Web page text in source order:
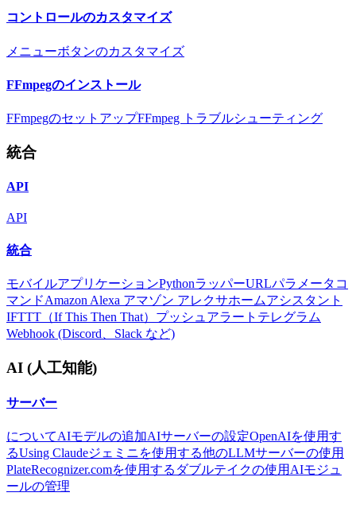
コントロールのカスタマイズ
メニューボタンのカスタマイズ
FFmpegのインストール
FFmpegのセットアップFFmpeg トラブルシューティング
統合
API
API
統合
モバイルアプリケーションPythonラッパーURLパラメータ コ
マンドAmazon Alexa アマゾン アレクサホームアシスタント
IFTTT（If This Then That） プッシュアラート テレグラム
Webhook (Discord、Slack など)
AI (人工知能)
サーバー
についてAIモデルの追加AIサーバーの設定OpenAIを使用す
るUsing Claudeジェミニを使用する他のLLMサーバーの使用
PlateRecognizer.comを使用する ダブルテイクの使用 AIモジュ
ールの管理